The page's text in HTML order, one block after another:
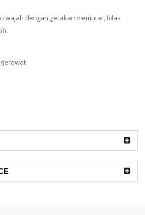
wajah dengan gerakan memutar, bilas